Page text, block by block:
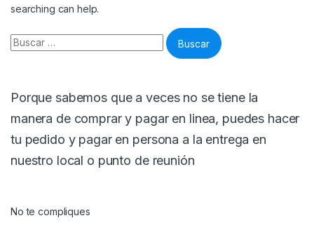
searching can help.
Buscar:
Porque sabemos que a veces no se tiene la
manera de comprar y pagar en linea, puedes hacer
tu pedido y pagar en persona a la entrega en
nuestro local o punto de reunión
No te compliques